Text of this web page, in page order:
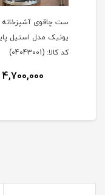
ست چاقوی آشپزخانه
یونیک مدل استیل
کد کالا: (04043001)
4,700,000